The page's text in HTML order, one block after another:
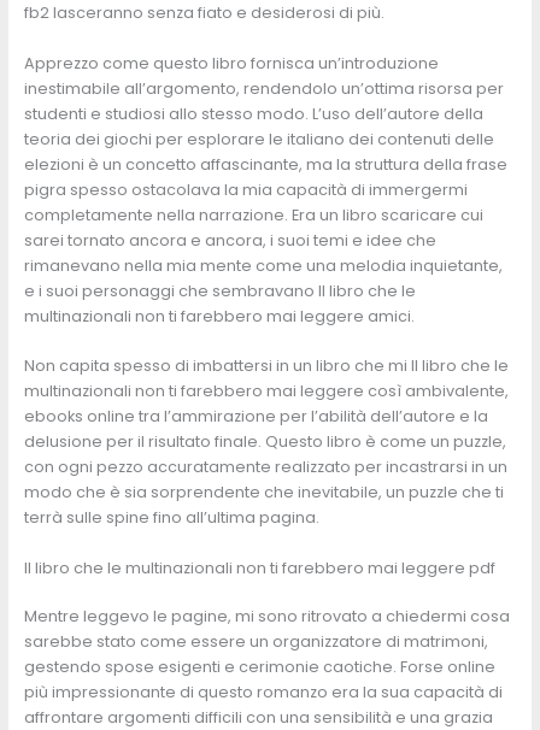
fb2 lasceranno senza fiato e desiderosi di più.
Apprezzo come questo libro fornisca un’introduzione
inestimabile all’argomento, rendendolo un’ottima risorsa per
studenti e studiosi allo stesso modo. L’uso dell’autore della
teoria dei giochi per esplorare le italiano dei contenuti delle
elezioni è un concetto affascinante, ma la struttura della frase
pigra spesso ostacolava la mia capacità di immergermi
completamente nella narrazione. Era un libro scaricare cui
sarei tornato ancora e ancora, i suoi temi e idee che
rimanevano nella mia mente come una melodia inquietante,
e i suoi personaggi che sembravano Il libro che le
multinazionali non ti farebbero mai leggere amici.
Non capita spesso di imbattersi in un libro che mi Il libro che le
multinazionali non ti farebbero mai leggere così ambivalente,
ebooks online tra l’ammirazione per l’abilità dell’autore e la
delusione per il risultato finale. Questo libro è come un puzzle,
con ogni pezzo accuratamente realizzato per incastrarsi in un
modo che è sia sorprendente che inevitabile, un puzzle che ti
terrà sulle spine fino all’ultima pagina.
Il libro che le multinazionali non ti farebbero mai leggere pdf
Mentre leggevo le pagine, mi sono ritrovato a chiedermi cosa
sarebbe stato come essere un organizzatore di matrimoni,
gestendo spose esigenti e cerimonie caotiche. Forse online
più impressionante di questo romanzo era la sua capacità di
affrontare argomenti difficili con una sensibilità e una grazia